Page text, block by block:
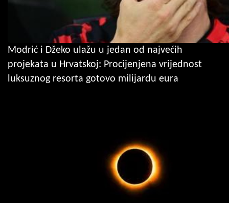
Modrić i Džeko ulažu u jedan od najvećih
projekata u Hrvatskoj: Procijenjena vrijednost
luksuznog resorta gotovo milijardu eura